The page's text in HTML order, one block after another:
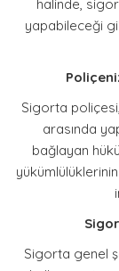
halinde,
yapabileceği
Sigorta
arasında
bağlayan
Sigorta genel